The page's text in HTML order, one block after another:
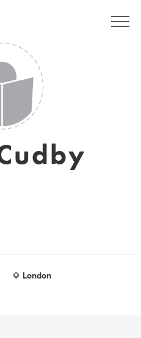
London